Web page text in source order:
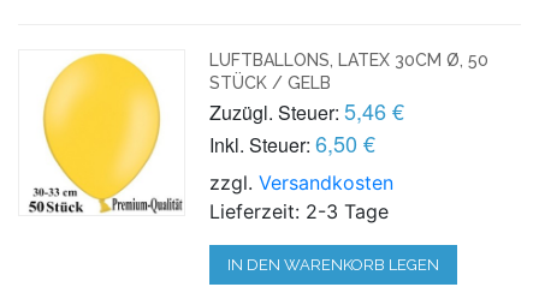
LUFTBALLONS, LATEX 30CM Ø, 50
STÜCK / GELB
Zuzügl. Steuer: 5,46 €
Inkl. Steuer: 6,50 €
zzgl.Versandkosten
Lieferzeit: 2-3 Tage
IN DEN WARENKORB LEGEN